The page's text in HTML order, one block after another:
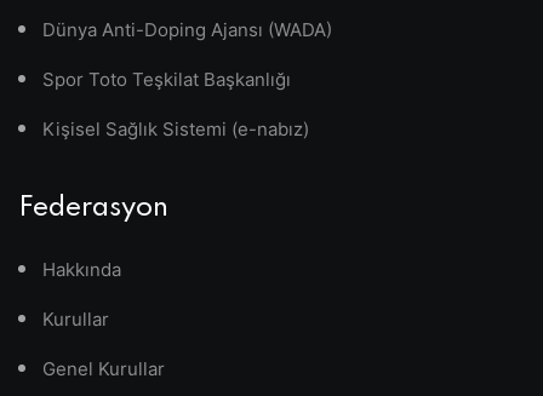
Dünya Anti-Doping Ajansı (WADA)
Spor Toto Teşkilat Başkanlığı
Kişisel Sağlık Sistemi (e-nabız)
Federasyon
Hakkında
Kurullar
Genel Kurullar